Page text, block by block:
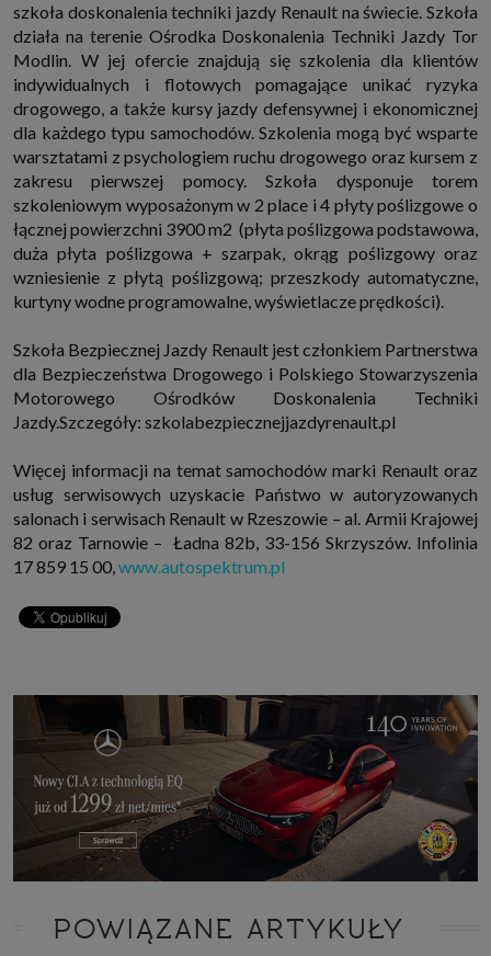
szkoła doskonalenia techniki jazdy Renault na świecie. Szkoła
działa na terenie Ośrodka Doskonalenia Techniki Jazdy Tor
Modlin. W jej ofercie znajdują się szkolenia dla klientów
indywidualnych i flotowych pomagające unikać ryzyka
drogowego, a także kursy jazdy defensywnej i ekonomicznej
dla każdego typu samochodów. Szkolenia mogą być wsparte
warsztatami z psychologiem ruchu drogowego oraz kursem z
zakresu pierwszej pomocy. Szkoła dysponuje torem
szkoleniowym wyposażonym w 2 place i 4 płyty poślizgowe o
łącznej powierzchni 3900 m2 (płyta poślizgowa podstawowa,
duża płyta poślizgowa + szarpak, okrąg poślizgowy oraz
wzniesienie z płytą poślizgową; przeszkody automatyczne,
kurtyny wodne programowalne, wyświetlacze prędkości).
Szkoła Bezpiecznej Jazdy Renault jest członkiem Partnerstwa
dla Bezpieczeństwa Drogowego i Polskiego Stowarzyszenia
Motorowego Ośrodków Doskonalenia Techniki
Jazdy.Szczegóły: szkolabezpiecznejjazdyrenault.pl
Więcej informacji na temat samochodów marki Renault oraz
usług serwisowych uzyskacie Państwo w autoryzowanych
salonach i serwisach Renault w Rzeszowie – al. Armii Krajowej
82 oraz Tarnowie – Ładna 82b, 33-156 Skrzyszów. Infolinia
17 859 15 00,www.autospektrum.pl
POWIĄZANE ARTYKUŁY